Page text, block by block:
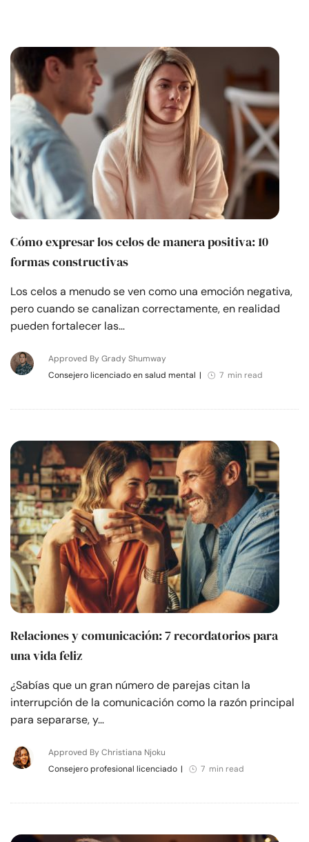
Cómo expresar los celos de manera positiva: 10
formas constructivas
Los celos a menudo se ven como una emoción negativa,
pero cuando se canalizan correctamente, en realidad
pueden fortalecer las…
Approved By Grady Shumway
Consejero licenciado en salud mental | 7 min read
Relaciones y comunicación: 7 recordatorios para
una vida feliz
¿Sabías que un gran número de parejas citan la
interrupción de la comunicación como la razón principal
para separarse, y…
Approved By Christiana Njoku
Consejero profesional licenciado | 7 min read